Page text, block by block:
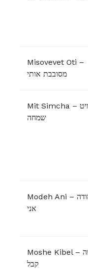
Misovevet Oti –
מסובבת אותי
Mit Simcha – מיט
שמחה
Modeh Ani – מודה
אני
Moshe Kibel – משה
קבל